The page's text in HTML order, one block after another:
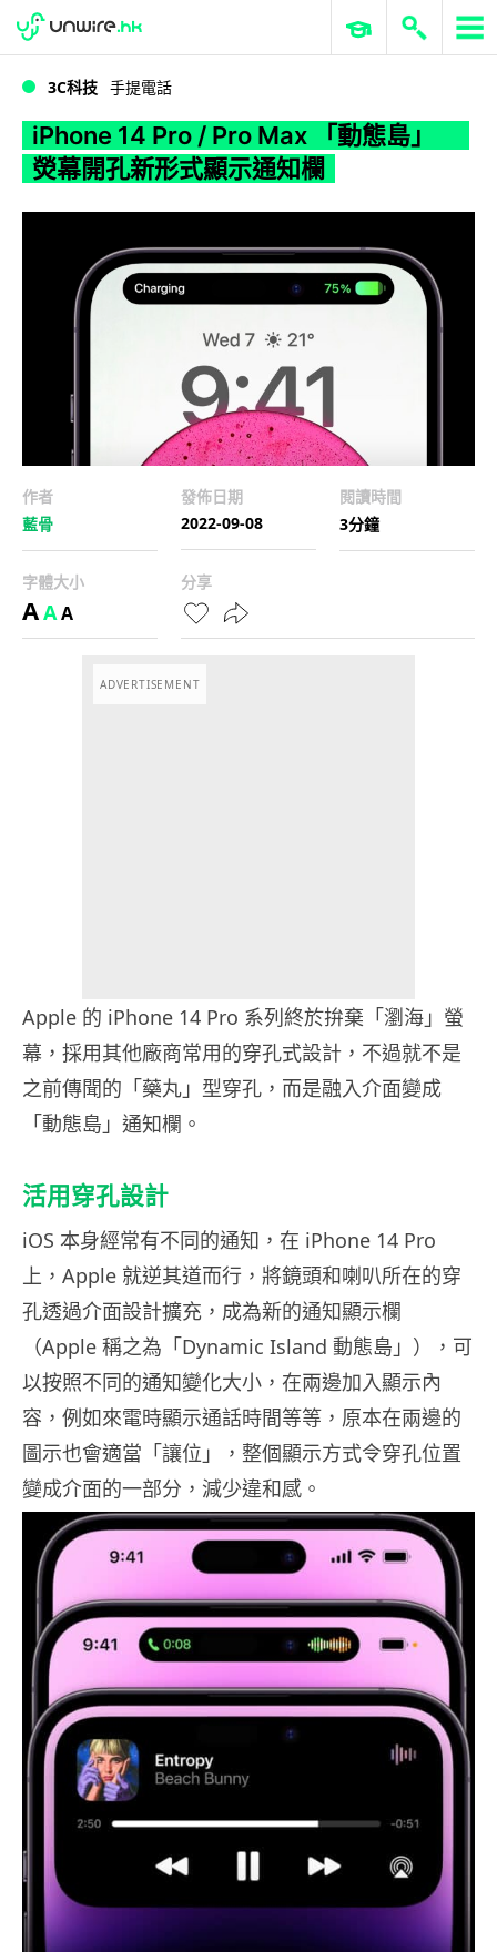
WWDC 2026 ERP 與商業 AI
3C科技 手提電話
iPhone 14 Pro / Pro Max 「動態島」
熒幕開孔新形式顯示通知欄
作者
藍骨
發佈日期
2022-09-08
閱讀時間
3分鐘
字體大小
AAA
分享
ADVERTISEMENT
Apple 的 iPhone 14 Pro 系列終於拚棄「瀏海」螢
幕，採用其他廠商常用的穿孔式設計，不過就不是
之前傳聞的「藥丸」型穿孔，而是融入介面變成
「動態島」通知欄。
活用穿孔設計
iOS 本身經常有不同的通知，在 iPhone 14 Pro
上，Apple 就逆其道而行，將鏡頭和喇叭所在的穿
孔透過介面設計擴充，成為新的通知顯示欄
（Apple 稱之為「Dynamic Island 動態島」），可
以按照不同的通知變化大小，在兩邊加入顯示內
容，例如來電時顯示通話時間等等，原本在兩邊的
圖示也會適當「讓位」，整個顯示方式令穿孔位置
變成介面的一部分，減少違和感。